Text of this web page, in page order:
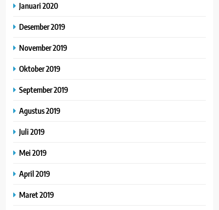
Januari 2020
Desember 2019
November 2019
Oktober 2019
September 2019
Agustus 2019
Juli 2019
Mei 2019
April 2019
Maret 2019